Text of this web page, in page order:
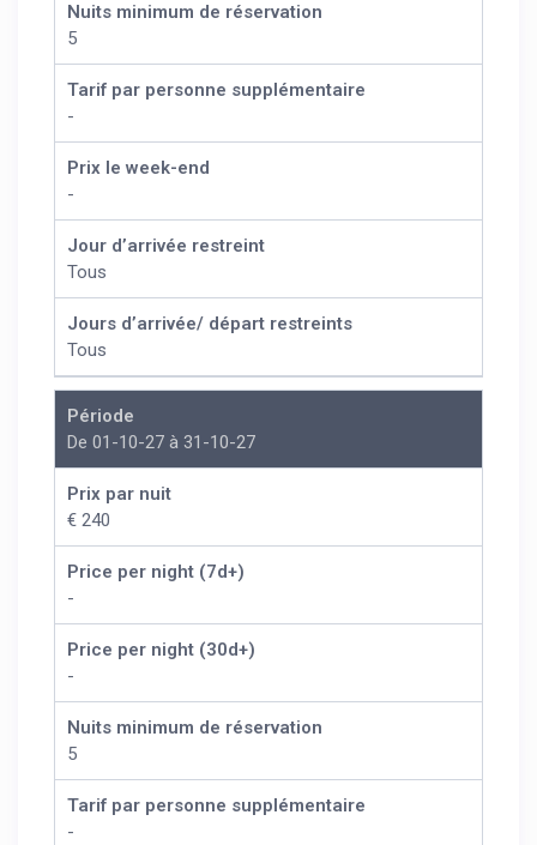
Nuits minimum de réservation
5
Tarif par personne supplémentaire
-
Prix le week-end
-
Jour d’arrivée restreint
Tous
Jours d’arrivée/ départ restreints
Tous
Période
De 01-10-27 à 31-10-27
Prix par nuit
€ 240
Price per night (7d+)
-
Price per night (30d+)
-
Nuits minimum de réservation
5
Tarif par personne supplémentaire
-